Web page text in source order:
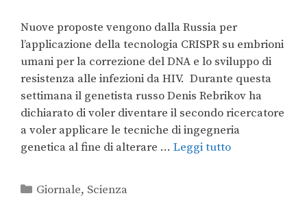
Nuove proposte vengono dalla Russia per
l’applicazione della tecnologia CRISPR su embrioni
umani per la correzione del DNA e lo sviluppo di
resistenza alle infezioni da HIV. Durante questa
settimana il genetista russo Denis Rebrikov ha
dichiarato di voler diventare il secondo ricercatore
a voler applicare le tecniche di ingegneria
genetica al fine di alterare … Leggi tutto
Giornale, Scienza